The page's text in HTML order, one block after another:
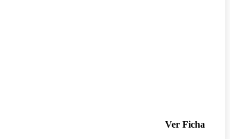
Ver Ficha